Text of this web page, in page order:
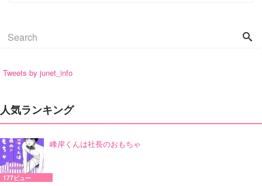
Tweets by junet_info
人気ランキング
峰岸くんは社長のおもちゃ
177ビュー